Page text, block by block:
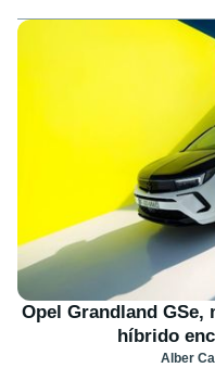
Opel Grandland GSe,
híbrido
Alber